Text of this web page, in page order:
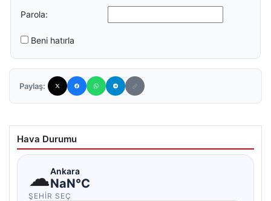
Parola:
Beni hatırla
Paylaş:
Hava Durumu
☁Ankara
NaN°C
ŞEHIR SEÇ